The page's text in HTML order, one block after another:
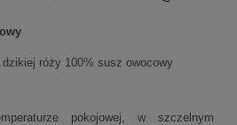
róży 100% susz owocowy
pokojowej, w szczelnym